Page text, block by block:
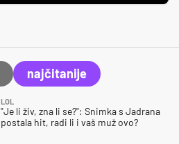
najčitanije
LOL
"Je li živ, zna li se?": Snimka s Jadrana
postala hit, radi li i vaš muž ovo?